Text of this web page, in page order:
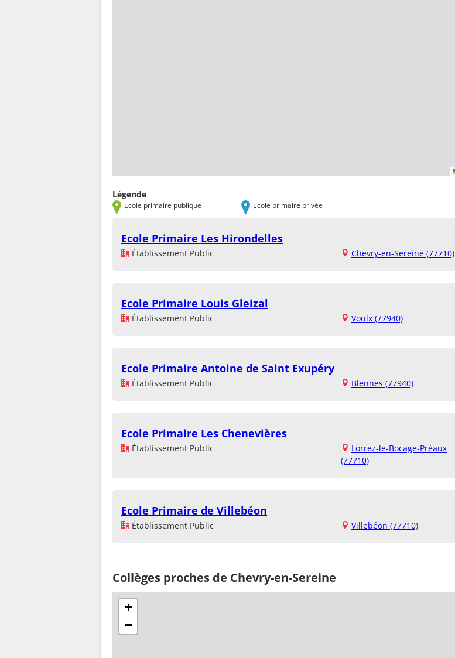
Légende
Ecole primaire publique Ecole primaire privée
Ecole Primaire Les Hirondelles
Établissement Public Chevry-en-Sereine (77710)
Ecole Primaire Louis Gleizal
Établissement Public Voulx (77940)
Ecole Primaire Antoine de Saint Exupéry
Établissement Public Blennes (77940)
Ecole Primaire Les Chenevières
Établissement Public
Lorrez-le-Bocage-Préaux
(77710)
Ecole Primaire de Villebéon
Établissement Public Villebéon (77710)
Collèges proches de Chevry-en-Sereine
+
−